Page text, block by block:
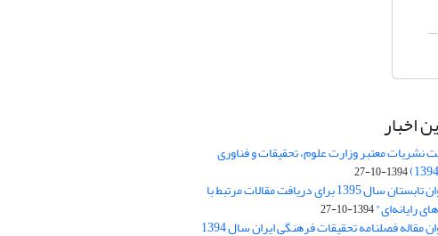
اخبار
نشریات معتبر وزارت علوم، تحقیقات و فناوری
1394-10-27
فراخوان تابستان سال 1395 برای دریافت مقالات مرتبط با
رایانه‌ای"1394-10-27
فراخوان مقاله فصلنامه تحقیقات فرهنگی ایران سال 1394